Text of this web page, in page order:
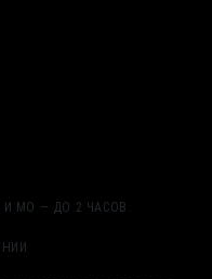
МО — ДО 2 ЧАСОВ.